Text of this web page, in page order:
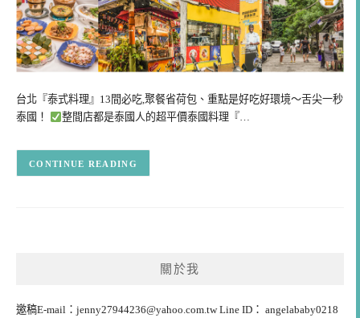
台北『泰式料理』13間必吃,聚餐省荷包、重點是好吃好環境～舌尖一秒
泰國！
整間店都是泰國人的超平價泰國料理『…
CONTINUE READING
關於我
邀稿E-mail： jenny27944236@yahoo.com.twLine ID： angelababy0218